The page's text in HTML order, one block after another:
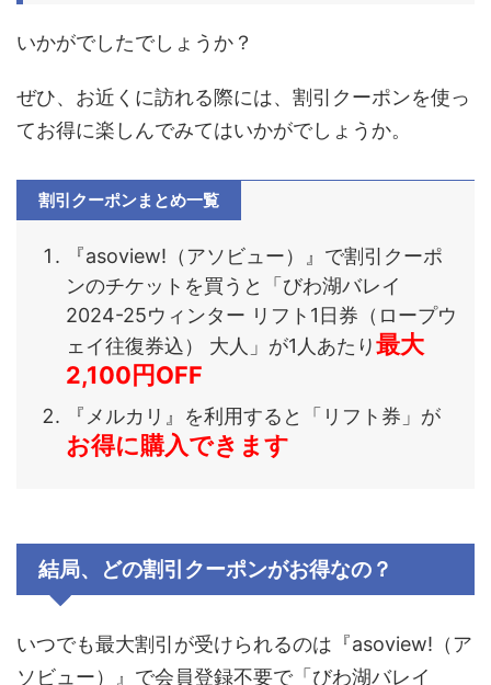
いかがでしたでしょうか？
ぜひ、お近くに訪れる際には、割引クーポンを使っ
てお得に楽しんでみてはいかがでしょうか。
割引クーポンまとめ一覧
『asoview!（アソビュー）』で割引クーポ
ンのチケットを買うと「びわ湖バレイ
2024-25ウィンター リフト1日券（ロープウ
ェイ往復券込） 大人」が1人あたり最大
2,100円OFF
『メルカリ』を利用すると「リフト券」が
お得に購入できます
結局、どの割引クーポンがお得なの？
いつでも最大割引が受けられるのは『asoview!（ア
ソビュー）』で会員登録不要で「びわ湖バレイ